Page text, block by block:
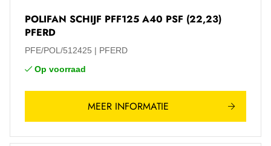
POLIFAN SCHIJF PFF125 A40 PSF (22,23)
PFERD
PFE/POL/512425
PFERD
Op voorraad
MEER INFORMATIE